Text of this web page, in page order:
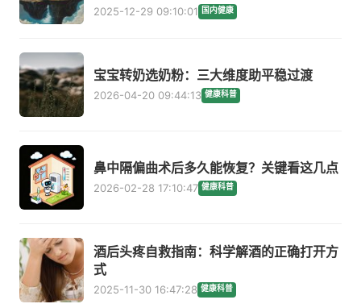
2025-12-29 09:10:01 国内健康
宝宝转奶选奶粉：三大维度助平稳过渡
2026-04-20 09:44:13 健康科普
鼻中隔偏曲术后多久能恢复？关键看这几点
2026-02-28 17:10:47 健康科普
酒后头疼自救指南：科学解酒的正确打开方
式
2025-11-30 16:47:28 健康科普